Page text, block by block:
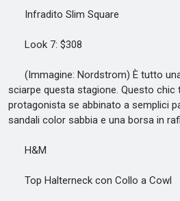
Infradito Slim Square
Look 7: $308
(Immagine: Nordstrom) È tutto
sciarpe questa stagione. Questo chic
protagonista se abbinato a semplici
sandali color sabbia e una borsa in
H&M
Top Halterneck con Collo a Cowl